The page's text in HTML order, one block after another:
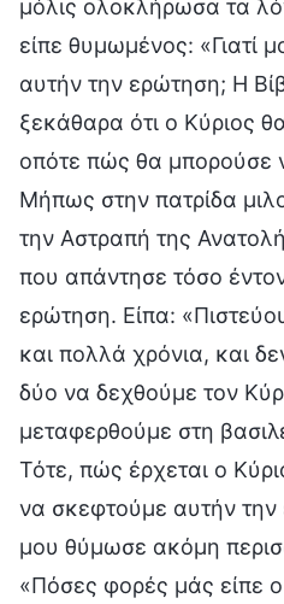
μόλις ολοκλήρωσα τα
είπε θυμωμένος: «Γιατί
αυτήν την ερώτηση; Η
ξεκάθαρα ότι ο Κύριος
οπότε πώς θα μπορούσε
Μήπως στην πατρίδα
την Αστραπή της
που απάντησε τόσο
ερώτηση. Είπα:
και πολλά χρόνια, και
δύο να δεχθούμε τον
μεταφερθούμε στη
Τότε, πώς έρχεται ο
να σκεφτούμε αυτήν
μου θύμωσε ακόμη
«Πόσες φορές μάς είπε ο